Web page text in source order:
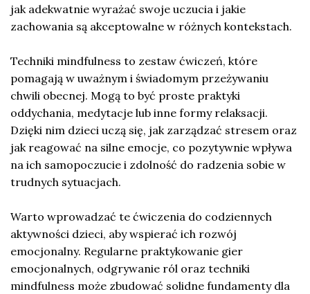
jak adekwatnie wyrażać swoje uczucia i jakie
zachowania są akceptowalne w różnych kontekstach.
Techniki mindfulness to zestaw ćwiczeń, które
pomagają w uważnym i świadomym przeżywaniu
chwili obecnej. Mogą to być proste praktyki
oddychania, medytacje lub inne formy relaksacji.
Dzięki nim dzieci uczą się, jak zarządzać stresem oraz
jak reagować na silne emocje, co pozytywnie wpływa
na ich samopoczucie i zdolność do radzenia sobie w
trudnych sytuacjach.
Warto wprowadzać te ćwiczenia do codziennych
aktywności dzieci, aby wspierać ich rozwój
emocjonalny. Regularne praktykowanie gier
emocjonalnych, odgrywanie ról oraz techniki
mindfulness może zbudować solidne fundamenty dla